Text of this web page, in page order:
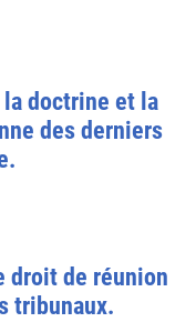
doctrine et la
des derniers
droit de réunion
tribunaux.